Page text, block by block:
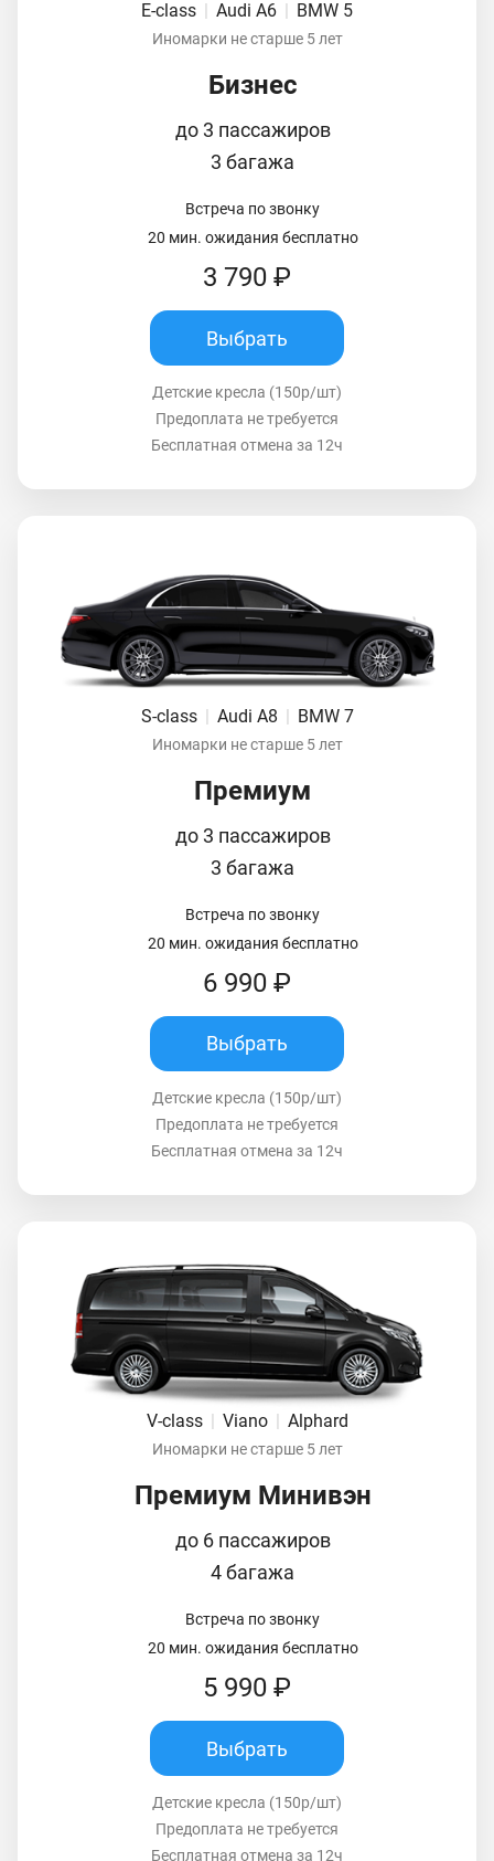
E-class | Audi A6 | BMW 5
Иномарки не старше 5 лет
Бизнес
до 3 пассажиров
3 багажа
Встреча по звонку
20 мин. ожидания бесплатно
3 790 ₽
Выбрать
Детские кресла (150р/шт)
Предоплата не требуется
Бесплатная отмена за 12ч
S-class | Audi A8 | BMW 7
Иномарки не старше 5 лет
Премиум
до 3 пассажиров
3 багажа
Встреча по звонку
20 мин. ожидания бесплатно
6 990 ₽
Выбрать
Детские кресла (150р/шт)
Предоплата не требуется
Бесплатная отмена за 12ч
V-class Viano Alphard
Иномарки не старше 5 лет
Премиум Минивэн
до 6 пассажиров
4 багажа
Встреча по звонку
20 мин. ожидания бесплатно
5 990 ₽
Выбрать
Детские кресла (150р/шт)
Предоплата не требуется
Бесплатная отмена за 12ч